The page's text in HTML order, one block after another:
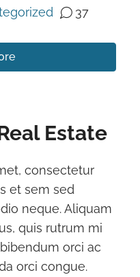
37
Estate
consectetur
et sem sed
neque. Aliquam
quis rutrum mi
orci ac
orci congue.